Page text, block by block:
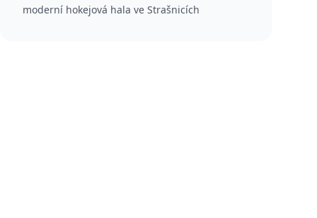
moderní hokejová hala ve Strašnicích